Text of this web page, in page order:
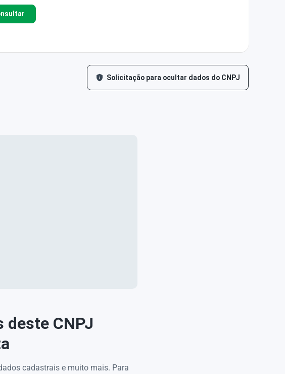
Solicitação para ocultar dados do CNPJ
CNPJ
cadastrais e muito mais. Para